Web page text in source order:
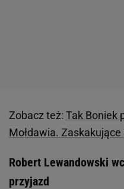
Zobacz też: Tak Boniek
Mołdawia. Zaskakujące
Robert Lewandowski
przyjazd